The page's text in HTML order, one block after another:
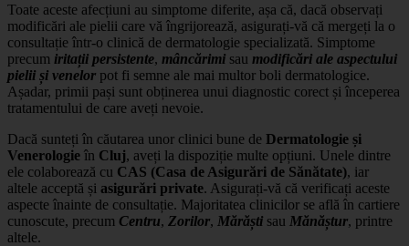
Toate aceste afecțiuni au simptome diferite, așa că, dacă observați
modificări ale pielii care vă îngrijorează, asigurați-vă că mergeți la o
consultație într-o clinică de dermatologie specializată. Simptome
precum iritații persistente, mâncărimi sau modificări ale aspectului
pielii și venelor pot fi semne ale mai multor boli dermatologice.
Așadar, primii pași sunt obținerea unui diagnostic corect și începerea
tratamentului de care aveți nevoie.
Dacă sunteți în căutarea unor clinici bune de Dermatologie și
Venerologie în Cluj, aveți la dispoziție multe opțiuni. Unele dintre
ele colaborează cu CAS (Casa de Asigurări de Sănătate), iar
altele acceptă și asigurări private. Asigurați-vă că verificați aceste
aspecte înainte de consultație. Majoritatea clinicilor se află în cartiere
cunoscute, precum Centru, Zorilor, Mărăști sau Mănăștur, printre
altele.